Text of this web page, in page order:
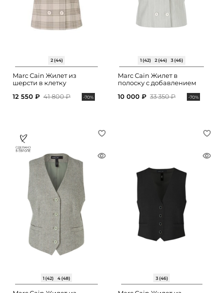
2 (44)
Marc Cain Жилет из
шерсти в клетку
12 550 ₽ 41 800 ₽ -70%
1 (42) 2 (44) 3 (46)
Marc Cain Жилет в
полоску с добавлением
10 000 ₽ 33 350 ₽ -70%
1 (42) 4 (48) 3 (46)